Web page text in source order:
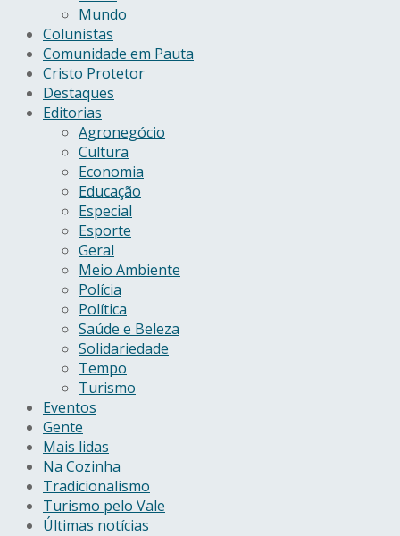
Mundo
Colunistas
Comunidade em Pauta
Cristo Protetor
Destaques
Editorias
Agronegócio
Cultura
Economia
Educação
Especial
Esporte
Geral
Meio Ambiente
Polícia
Política
Saúde e Beleza
Solidariedade
Tempo
Turismo
Eventos
Gente
Mais lidas
Na Cozinha
Tradicionalismo
Turismo pelo Vale
Últimas notícias